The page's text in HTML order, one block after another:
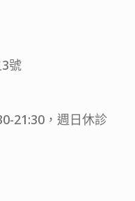
號
21:30，週日休診